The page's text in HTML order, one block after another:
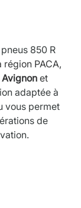
850 R
PACA,
Avignon et
adaptée à
vous permet
de